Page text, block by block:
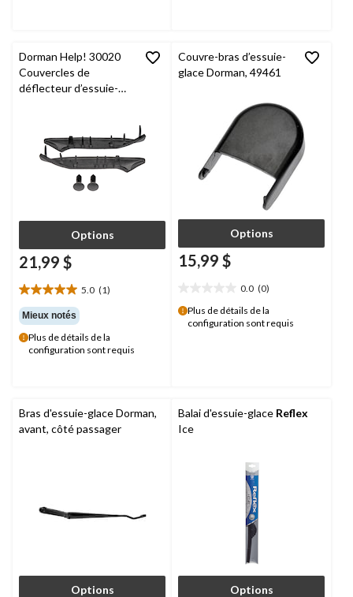
Dorman Help! 30020
Couvercles de
déflecteur d’essuie-
Options
21,99 $
5.0 (1)
5.0
étoile(s)
sur
5.
Mieux notés
Plus de détails de la
configuration sont requis
Couvre-bras d’essuie-
glace Dorman, 49461
Options
15,99 $
0.0 (0)
étoile(s)
sur
Plus de détails de la
configuration sont requis
Bras d'essuie-glace Dorman,
avant, côté passager
Options
Balai d'essuie-glace Reflex
Ice
Options